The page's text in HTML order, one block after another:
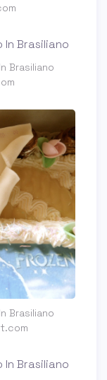
Brasiliano
Brasiliano